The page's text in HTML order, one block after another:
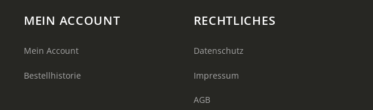
MEIN ACCOUNT
Mein Account
Bestellhistorie
RECHTLICHES
Datenschutz
Impressum
AGB